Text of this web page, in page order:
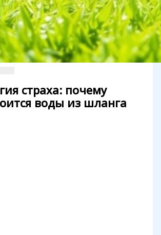
страха: почему
воды из шланга